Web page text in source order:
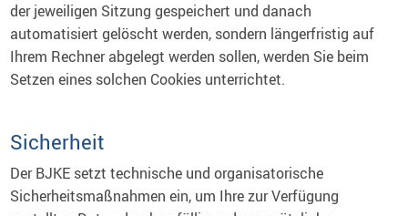
der jeweiligen Sitzung gespeichert und danach
automatisiert gelöscht werden, sondern längerfristig auf
Ihrem Rechner abgelegt werden sollen, werden Sie beim
Setzen eines solchen Cookies unterrichtet.
Sicherheit
Der BJKE setzt technische und organisatorische
Sicherheitsmaßnahmen ein, um Ihre zur Verfügung